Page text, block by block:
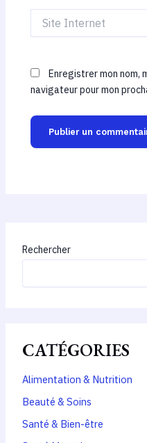
Internet
Enregistrer mon nom,
navigateur pour mon
Rechercher
CATÉGORIES
Alimentation & Nutrition
Beauté & Soins
Santé & Bien-être